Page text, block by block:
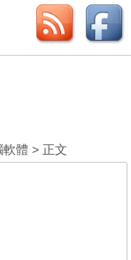
軟體 > 正文